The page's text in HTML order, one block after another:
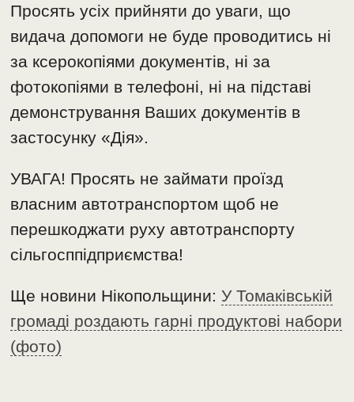
Просять усіх прийняти до уваги, що
видача допомоги не буде проводитись ні
за ксерокопіями документів, ні за
фотокопіями в телефоні, ні на підставі
демонстрування Ваших документів в
застосунку «Дія».
УВАГА! Просять не займати проїзд
власним автотранспортом щоб не
перешкоджати руху автотранспорту
сільгосппідприємства!
Ще новини Нікопольщини:У Томаківській
громаді роздають гарні продуктові набори
(фото)